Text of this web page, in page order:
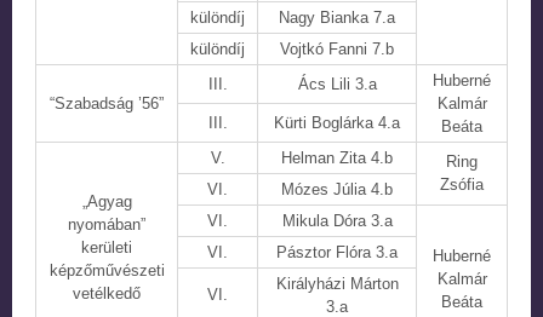
különdíj
Nagy Bianka 7.a
különdíj
Vojtkó Fanni 7.b
“Szabadság ’56”
III. Ács Lili 3.a
Huberné
Kalmár
Beáta
III. Kürti Boglárka 4.a
„Agyag
nyomában”
kerületi
képzőművészeti
vetélkedő
V. Helman Zita 4.b
Ring
Zsófia
VI.
Mózes Júlia 4.b
VI.
Mikula Dóra 3.a
Huberné
Kalmár
Beáta
VI. Pásztor Flóra 3.a
VI.
Királyházi Márton
3.a